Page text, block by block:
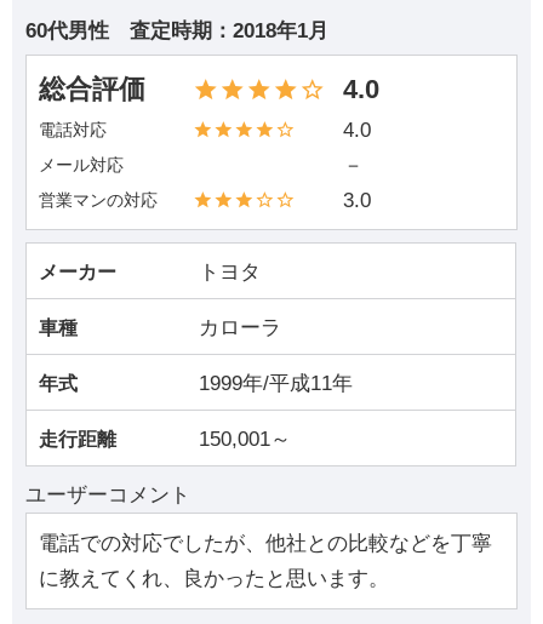
60代男性 査定時期： 2018年1月
総合評価 4.0
電話対応 4.0
メール対応 －
営業マンの対応 3.0
メーカー トヨタ
車種 カローラ
年式 1999年/平成11年
走行距離 150,001～
ユーザーコメント
電話での対応でしたが、他社との比較などを丁寧
に教えてくれ、良かったと思います。